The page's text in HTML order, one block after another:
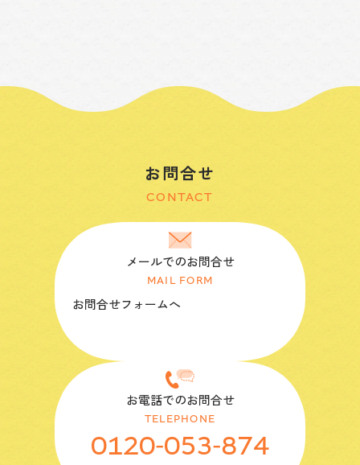
お問合せ
CONTACT
メールでのお問合せ
MAIL FORM
お問合せフォームへ
お電話でのお問合せ
TELEPHONE
0120-053-874